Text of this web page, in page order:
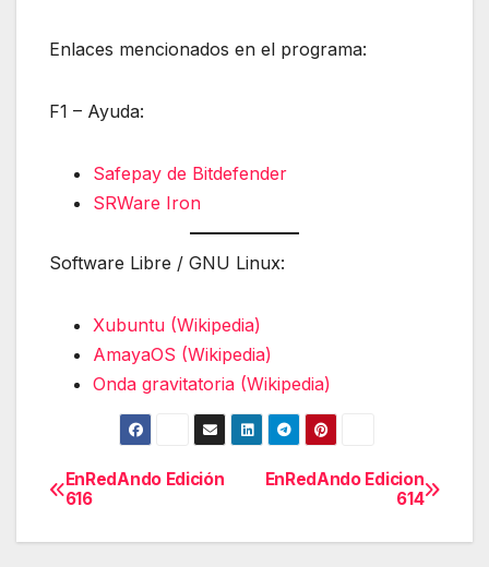
Enlaces mencionados en el programa:
F1 – Ayuda:
Safepay de Bitdefender
SRWare Iron
Software Libre / GNU Linux:
Xubuntu (Wikipedia)
AmayaOS (Wikipedia)
Onda gravitatoria (Wikipedia)
Navegación
de
EnRedAndo Edicion
614
EnRedAndo Edición
616